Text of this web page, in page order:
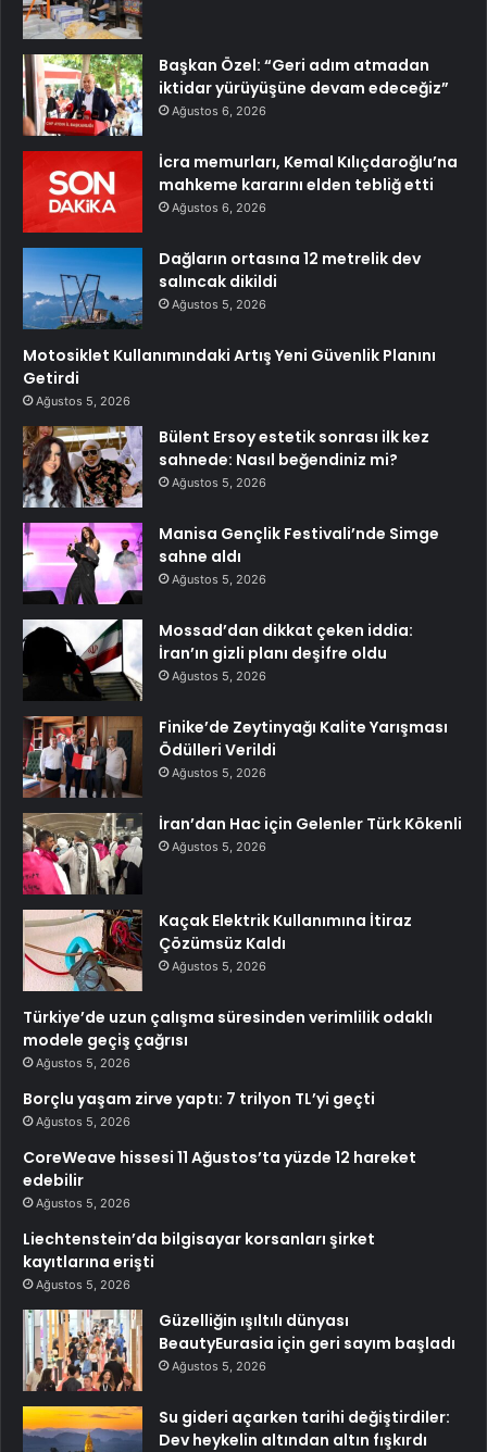
Başkan Özel: “Geri adım atmadan
iktidar yürüyüşüne devam edeceğiz”
Ağustos 6, 2026
İcra memurları, Kemal Kılıçdaroğlu’na
mahkeme kararını elden tebliğ etti
Ağustos 6, 2026
Dağların ortasına 12 metrelik dev
salıncak dikildi
Ağustos 5, 2026
Motosiklet Kullanımındaki Artış Yeni Güvenlik Planını
Getirdi
Ağustos 5, 2026
Bülent Ersoy estetik sonrası ilk kez
sahnede: Nasıl beğendiniz mi?
Ağustos 5, 2026
Manisa Gençlik Festivali’nde Simge
sahne aldı
Ağustos 5, 2026
Mossad’dan dikkat çeken iddia:
İran’ın gizli planı deşifre oldu
Ağustos 5, 2026
Finike’de Zeytinyağı Kalite Yarışması
Ödülleri Verildi
Ağustos 5, 2026
İran’dan Hac için Gelenler Türk Kökenli
Ağustos 5, 2026
Kaçak Elektrik Kullanımına İtiraz
Çözümsüz Kaldı
Ağustos 5, 2026
Türkiye’de uzun çalışma süresinden verimlilik odaklı
modele geçiş çağrısı
Ağustos 5, 2026
Borçlu yaşam zirve yaptı: 7 trilyon TL’yi geçti
Ağustos 5, 2026
CoreWeave hissesi 11 Ağustos’ta yüzde 12 hareket
edebilir
Ağustos 5, 2026
Liechtenstein’da bilgisayar korsanları şirket
kayıtlarına erişti
Ağustos 5, 2026
Güzelliğin ışıltılı dünyası
BeautyEurasia için geri sayım başladı
Ağustos 5, 2026
Su gideri açarken tarihi değiştirdiler:
Dev heykelin altından altın fışkırdı